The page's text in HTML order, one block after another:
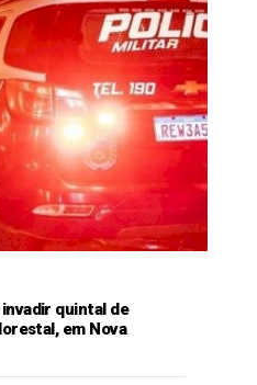
quintal de
em Nova